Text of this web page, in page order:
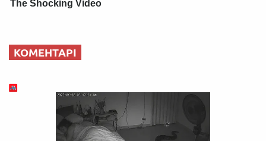
The Shocking Video
КОМЕНТАРІ